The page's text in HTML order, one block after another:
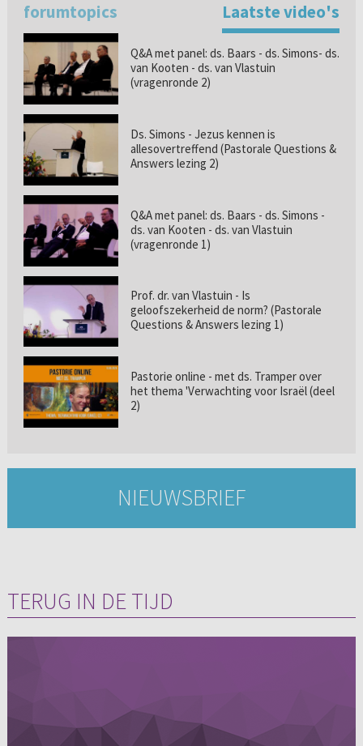
forumtopics Laatste video's
Q&A met panel: ds. Baars - ds. Simons- ds.
van Kooten - ds. van Vlastuin
(vragenronde 2)
Ds. Simons - Jezus kennen is
allesovertreffend (Pastorale Questions &
Answers lezing 2)
Q&A met panel: ds. Baars - ds. Simons -
ds. van Kooten - ds. van Vlastuin
(vragenronde 1)
Prof. dr. van Vlastuin - Is
geloofszekerheid de norm? (Pastorale
Questions & Answers lezing 1)
Pastorie online - met ds. Tramper over
het thema 'Verwachting voor Israël (deel
2)
NIEUWSBRIEF
TERUG IN DE TIJD